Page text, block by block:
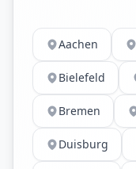
Aachen
Bielefeld
Bremen
Duisburg